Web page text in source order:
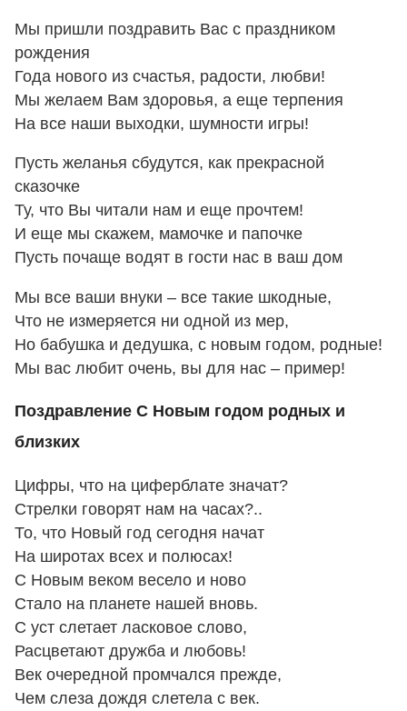
Мы пришли поздравить Вас с праздником
рождения
Года нового из счастья, радости, любви!
Мы желаем Вам здоровья, а еще терпения
На все наши выходки, шумности игры!
Пусть желанья сбудутся, как прекрасной
сказочке
Ту, что Вы читали нам и еще прочтем!
И еще мы скажем, мамочке и папочке
Пусть почаще водят в гости нас в ваш дом
Мы все ваши внуки – все такие шкодные,
Что не измеряется ни одной из мер,
Но бабушка и дедушка, с новым годом, родные!
Мы вас любит очень, вы для нас – пример!
Поздравление С Новым годом родных и
близких
Цифры, что на циферблате значат?
Стрелки говорят нам на часах?..
То, что Новый год сегодня начат
На широтах всех и полюсах!
С Новым веком весело и ново
Стало на планете нашей вновь.
С уст слетает ласковое слово,
Расцветают дружба и любовь!
Век очередной промчался прежде,
Чем слеза дождя слетела с век.